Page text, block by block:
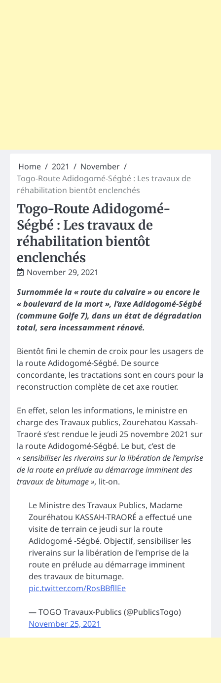
Home 2021
November
Togo-Route Adidogomé-Ségbé : Les travaux de
réhabilitation bientôt enclenchés
Togo-Route Adidogomé-
Ségbé : Les travaux de
réhabilitation bientôt
enclenchés
November 29, 2021
Surnommée la « route du calvaire » ou encore le
« boulevard de la mort », l’axe Adidogomé-Ségbé
(commune Golfe 7), dans un état de dégradation
total, sera incessamment rénové.
Bientôt fini le chemin de croix pour les usagers de
la route Adidogomé-Ségbé. De source
concordante, les tractations sont en cours pour la
reconstruction complète de cet axe routier.
En effet, selon les informations, le ministre en
charge des Travaux publics, Zourehatou Kassah-
Traoré s’est rendue le jeudi 25 novembre 2021 sur
la route Adidogomé-Ségbé. Le but, c’est de
« sensibiliser les riverains sur la libération de l’emprise
de la route en prélude au démarrage imminent des
travaux de bitumage », lit-on.
Le Ministre des Travaux Publics, Madame
Zouréhatou KASSAH-TRAORÉ a effectué une
visite de terrain ce jeudi sur la route
Adidogomé -Ségbé. Objectif, sensibiliser les
riverains sur la libération de l'emprise de la
route en prélude au démarrage imminent
des travaux de bitumage.
pic.twitter.com/RosBBfllEe
— TOGO Travaux-Publics (@PublicsTogo)
November 25, 2021